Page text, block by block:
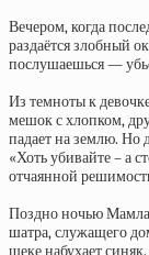
Вечером, когда
раздаётся злобный
послушаешься —
Из темноты к
мешок с хлопком,
падает на землю. Но
«Хоть убивайте – а
отчаянной
Поздно ночью
шатра, служащего
щеке набухает